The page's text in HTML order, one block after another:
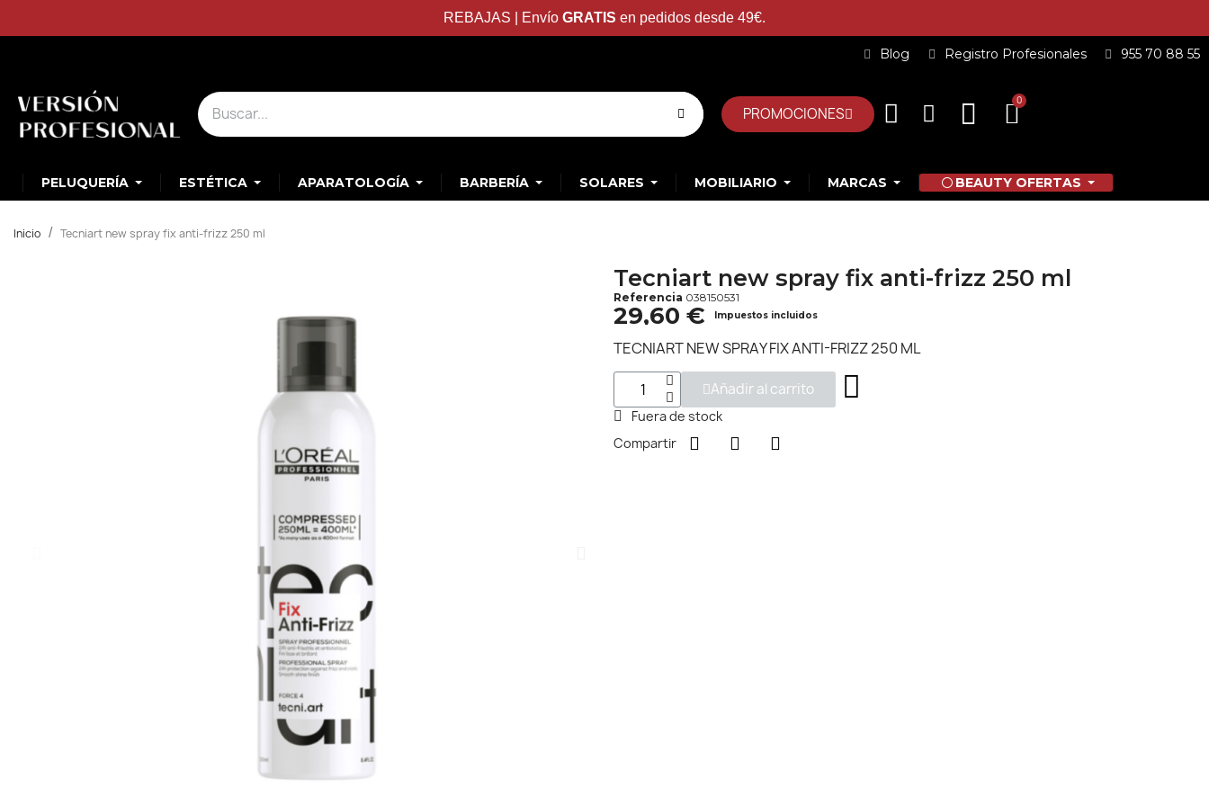
REBAJAS | Envío GRATIS en pedidos desde 49€.
Blog Registro Profesionales 955 70 88 55
PROMOCIONES
PELUQUERÍA ESTÉTICA APARATOLOGÍA BARBERÍA SOLARES MOBILIARIO MARCAS BEAUTY OFERTAS
Inicio Tecniart new spray fix anti-frizz 250 ml
Tecniart new spray fix anti-frizz 250 ml
Referencia 038150531
29,60 € Impuestos incluidos
TECNIART NEW SPRAY FIX ANTI-FRIZZ 250 ML
Añadir al carrito
Fuera de stock
Compartir